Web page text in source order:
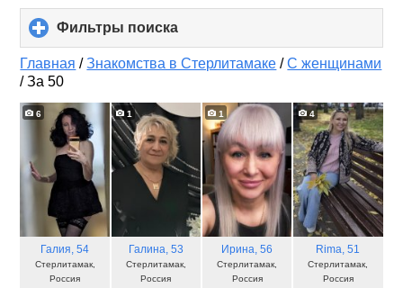
Фильтры поиска
to
expand
Главная /Знакомства в Стерлитамаке /С женщинами
/За 50
6
Галия, 54
Стерлитамак,
Россия
1
Галина, 53
Стерлитамак,
Россия
1
Ирина, 56
Стерлитамак,
Россия
4
Rima, 51
Стерлитамак,
Россия